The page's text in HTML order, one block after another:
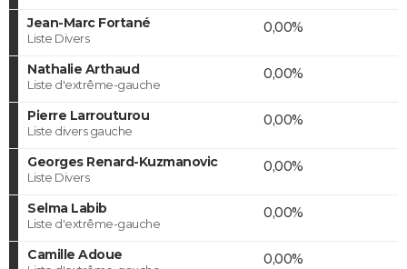
Jean-Marc Fortané
Liste Divers
0,00%
Nathalie Arthaud
Liste d'extrême-gauche
0,00%
Pierre Larrouturou
Liste divers gauche
0,00%
Georges Renard-Kuzmanovic
Liste Divers
0,00%
Selma Labib
Liste d'extrême-gauche
0,00%
Camille Adoue 0,00%